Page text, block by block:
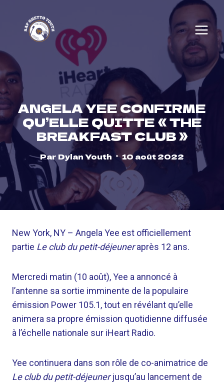
content
ANGELA YEE CONFIRME
QU’ELLE QUITTE « THE
BREAKFAST CLUB »
Par Dylan Youth 10 août 2022
New York, NY – Angela Yee est officiellement
partie Le club du petit-déjeuneraprès 12 ans.
Mercredi matin (10 août), Yee a annoncé à
l’antenne sa sortie imminente de la populaire
émission Power 105.1, tout en révélant qu’elle
animera sa propre émission quotidienne diffusée
à l’échelle nationale sur iHeart Radio.
Yee continuera dans son rôle de co-animatrice de
Le club du petit-déjeunerjusqu’au lancement de